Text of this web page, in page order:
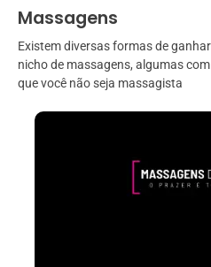
Massagens
Existem diversas formas de
nicho de massagens, algumas
que você não seja massagista